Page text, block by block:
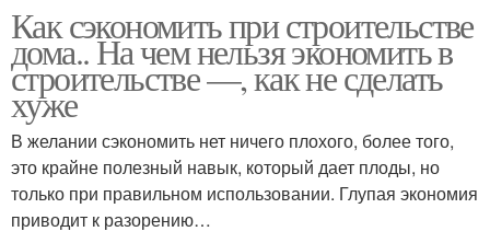
Как сэкономить при строительстве
дома.. На чем нельзя экономить в
строительстве —, как не сделать
хуже
В желании сэкономить нет ничего плохого, более того,
это крайне полезный навык, который дает плоды, но
только при правильном использовании. Глупая экономия
приводит к разорению…